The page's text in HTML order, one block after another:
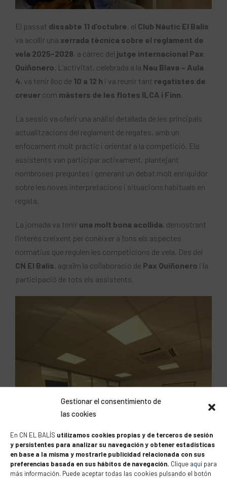
Gestionar el consentimiento de
las cookies
En CN EL BALÍS utilizamos cookies propias y de terceros de sesión
y persistentes para analizar su navegación y obtener estadísticas
en base a la misma y mostrarle publicidad relacionada con sus
preferencias basada en sus hábitos de navegación. Clique aquí para
más información. Puede aceptar todas las cookies pulsando el botón
El passat dissabte 11 d’octubre, el Club Nàutic El Balís
va acollir una xerrada tècnica sobre el reglament de
vela 2025-2028, a càrrec del jutge internacional Pax
Quiñonero . L’activitat, celebrada a la Nau Blava – Aula
4, va tenir lloc de 10 a 12 h i va reunir tant regatistes de
creuer com màsters de les flotes ILCA i Finn
La sessió va oferir una anàlisi detallada de les principals
actualitzacions del reglament de regates, amb un
enfocament molt pràctic i orientat a la competició. Els
assistents van participar activament, plantejant
nombroses preguntes i generant un debat molt enriquidor
sobre les noves interpretacions i situacions habituals en
regata.
La jornada va tenir una molt bona acollida, demostrant
l’interès creixent per conèixer a fons els aspectes
normatius que regulen les competicions de vela. Des del
CN El Balís, agraïm la col·laboració de Pax Quiñonero i la
participació de tots els assistents.